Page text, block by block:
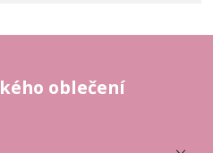
oblečení